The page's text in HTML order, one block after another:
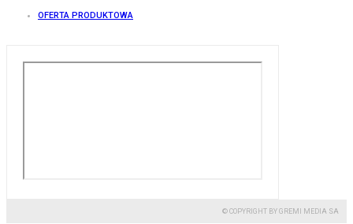
OFERTA PRODUKTOWA
© COPYRIGHT BY GREMI MEDIA SA